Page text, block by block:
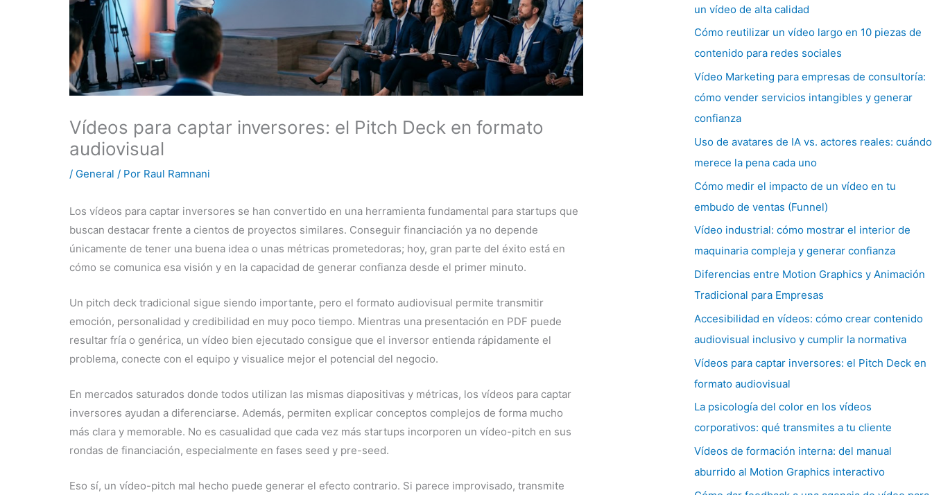
Vídeos para captar inversores: el Pitch Deck en formato
audiovisual
/ General / Por Raul Ramnani
Los vídeos para captar inversores se han convertido en una herramienta fundamental para startups que
buscan destacar frente a cientos de proyectos similares. Conseguir financiación ya no depende
únicamente de tener una buena idea o unas métricas prometedoras; hoy, gran parte del éxito está en
cómo se comunica esa visión y en la capacidad de generar confianza desde el primer minuto.
Un pitch deck tradicional sigue siendo importante, pero el formato audiovisual permite transmitir
emoción, personalidad y credibilidad en muy poco tiempo. Mientras una presentación en PDF puede
resultar fría o genérica, un vídeo bien ejecutado consigue que el inversor entienda rápidamente el
problema, conecte con el equipo y visualice mejor el potencial del negocio.
En mercados saturados donde todos utilizan las mismas diapositivas y métricas, los vídeos para captar
inversores ayudan a diferenciarse. Además, permiten explicar conceptos complejos de forma mucho
más clara y memorable. No es casualidad que cada vez más startups incorporen un vídeo-pitch en sus
rondas de financiación, especialmente en fases seed y pre-seed.
Eso sí, un vídeo-pitch mal hecho puede generar el efecto contrario. Si parece improvisado, transmite
un vídeo de alta calidad
Cómo reutilizar un vídeo largo en 10 piezas de
contenido para redes sociales
Vídeo Marketing para empresas de consultoría:
cómo vender servicios intangibles y generar
confianza
Uso de avatares de IA vs. actores reales: cuándo
merece la pena cada uno
Cómo medir el impacto de un vídeo en tu
embudo de ventas (Funnel)
Vídeo industrial: cómo mostrar el interior de
maquinaria compleja y generar confianza
Diferencias entre Motion Graphics y Animación
Tradicional para Empresas
Accesibilidad en vídeos: cómo crear contenido
audiovisual inclusivo y cumplir la normativa
Vídeos para captar inversores: el Pitch Deck en
formato audiovisual
La psicología del color en los vídeos
corporativos: qué transmites a tu cliente
Vídeos de formación interna: del manual
aburrido al Motion Graphics interactivo